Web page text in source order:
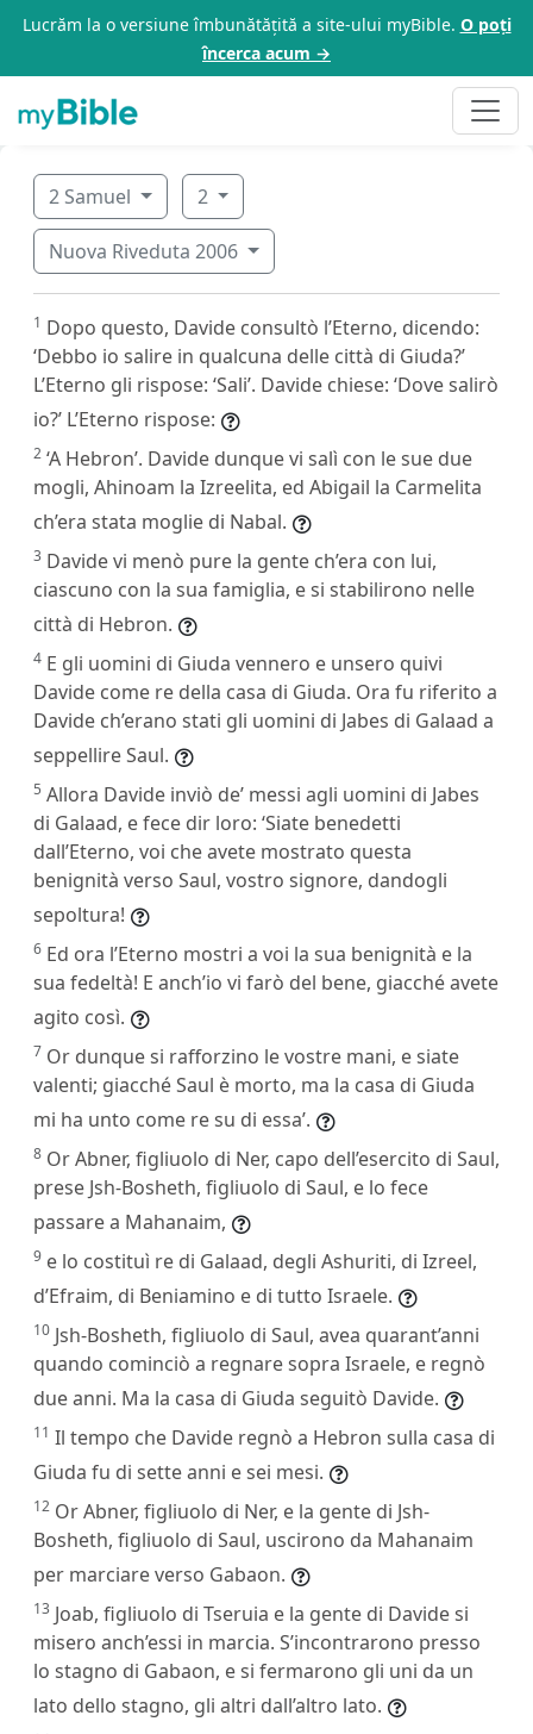
Lucrăm la o versiune îmbunătățită a site-ului myBible. O poți
încerca acum →
2 Samuel 2
Nuova Riveduta 2006
1 Dopo questo, Davide consultò l’Eterno, dicendo:
‘Debbo io salire in qualcuna delle città di Giuda?’
L’Eterno gli rispose: ‘Sali’. Davide chiese: ‘Dove salirò
io?’ L’Eterno rispose:
2 ‘A Hebron’. Davide dunque vi salì con le sue due
mogli, Ahinoam la Izreelita, ed Abigail la Carmelita
ch’era stata moglie di Nabal.
3 Davide vi menò pure la gente ch’era con lui,
ciascuno con la sua famiglia, e si stabilirono nelle
città di Hebron.
4 E gli uomini di Giuda vennero e unsero quivi
Davide come re della casa di Giuda. Ora fu riferito a
Davide ch’erano stati gli uomini di Jabes di Galaad a
seppellire Saul.
5 Allora Davide inviò de’ messi agli uomini di Jabes
di Galaad, e fece dir loro: ‘Siate benedetti
dall’Eterno, voi che avete mostrato questa
benignità verso Saul, vostro signore, dandogli
sepoltura!
6 Ed ora l’Eterno mostri a voi la sua benignità e la
sua fedeltà! E anch’io vi farò del bene, giacché avete
agito così.
7 Or dunque si rafforzino le vostre mani, e siate
valenti; giacché Saul è morto, ma la casa di Giuda
mi ha unto come re su di essa’.
8 Or Abner, figliuolo di Ner, capo dell’esercito di Saul,
prese Jsh-Bosheth, figliuolo di Saul, e lo fece
passare a Mahanaim,
9 e lo costituì re di Galaad, degli Ashuriti, di Izreel,
d’Efraim, di Beniamino e di tutto Israele.
10 Jsh-Bosheth, figliuolo di Saul, avea quarant’anni
quando cominciò a regnare sopra Israele, e regnò
due anni. Ma la casa di Giuda seguitò Davide.
11 Il tempo che Davide regnò a Hebron sulla casa di
Giuda fu di sette anni e sei mesi.
12 Or Abner, figliuolo di Ner, e la gente di Jsh-
Bosheth, figliuolo di Saul, uscirono da Mahanaim
per marciare verso Gabaon.
13 Joab, figliuolo di Tseruia e la gente di Davide si
misero anch’essi in marcia. S’incontrarono presso
lo stagno di Gabaon, e si fermarono gli uni da un
lato dello stagno, gli altri dall’altro lato.